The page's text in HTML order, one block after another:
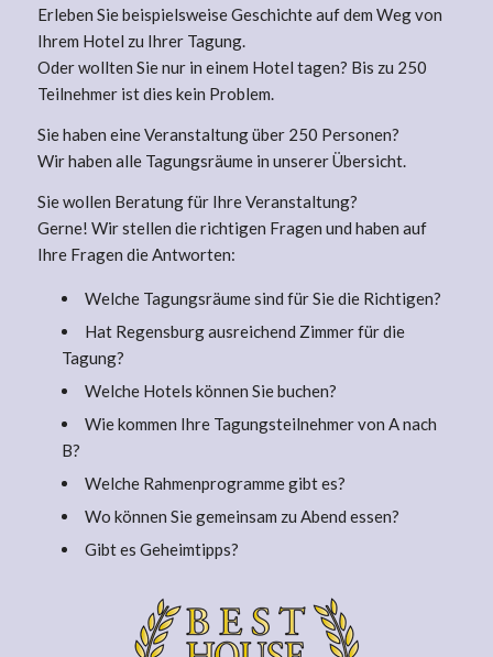
Erleben Sie beispielsweise Geschichte auf dem Weg von
Ihrem Hotel zu Ihrer Tagung.
Oder wollten Sie nur in einem Hotel tagen? Bis zu 250
Teilnehmer ist dies kein Problem.
Sie haben eine Veranstaltung über 250 Personen?
Wir haben alle Tagungsräume in unserer Übersicht.
Sie wollen Beratung für Ihre Veranstaltung?
Gerne! Wir stellen die richtigen Fragen und haben auf
Ihre Fragen die Antworten:
Welche Tagungsräume sind für Sie die Richtigen?
Hat Regensburg ausreichend Zimmer für die
Tagung?
Welche Hotels können Sie buchen?
Wie kommen Ihre Tagungsteilnehmer von A nach
B?
Welche Rahmenprogramme gibt es?
Wo können Sie gemeinsam zu Abend essen?
Gibt es Geheimtipps?